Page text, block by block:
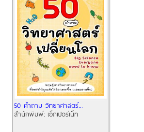
50 คำถาม วิทยาศาสตร์...
สำนักพิมพ์: เอ็กเปอร์เน็ท